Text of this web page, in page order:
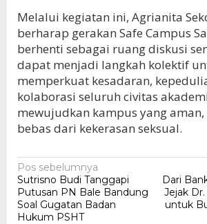
Melalui kegiatan ini, Agrianita
berharap gerakan Safe Campus
berhenti sebagai ruang diskusi
dapat menjadi langkah kolektif
memperkuat kesadaran,
kolaborasi seluruh civitas
mewujudkan kampus yang
bebas dari kekerasan seksual.
Navigasi
pos
Pos sebelumnya
Sutrisno Budi Tanggapi
Putusan PN Bale Bandung
Soal Gugatan Badan
Hukum PSHT
Dari
Jejak
untuk